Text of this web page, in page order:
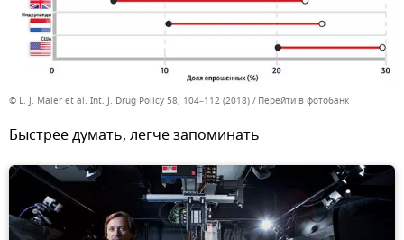
© L. J. Maier et al. Int. J. Drug Policy 58, 104–112 (2018) Перейти в фотобанк
Быстрее думать, легче запоминать